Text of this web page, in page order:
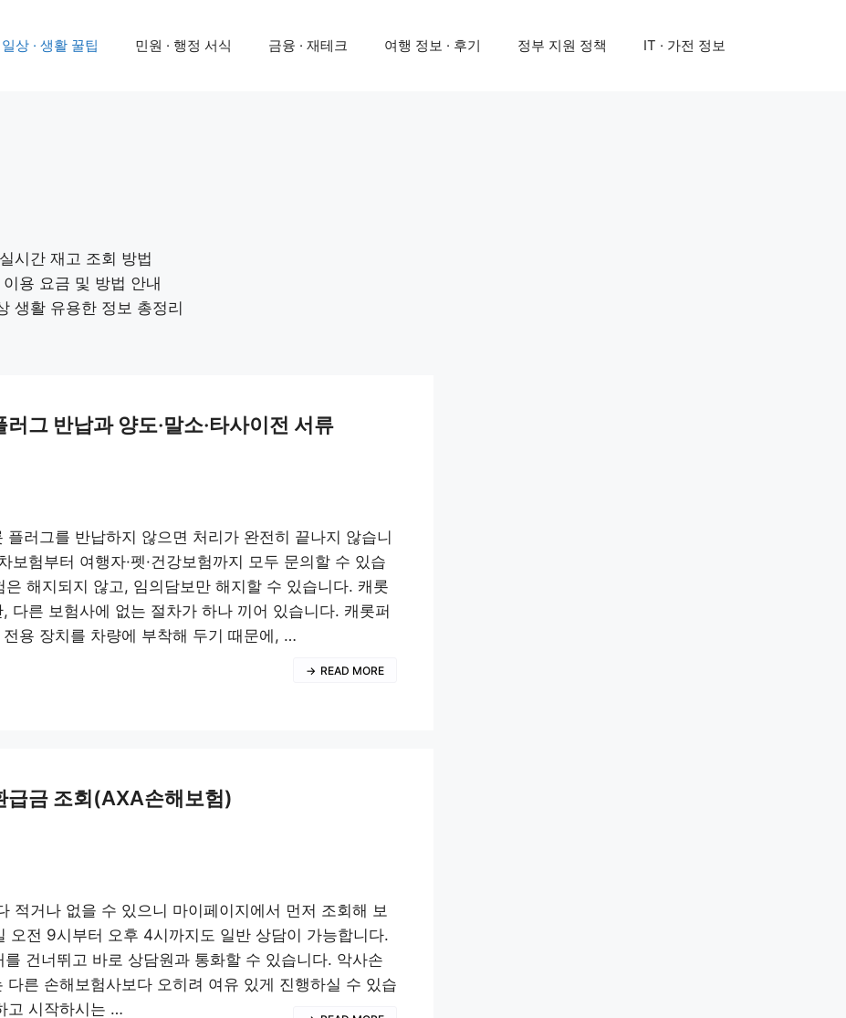
일상 · 생활 꿀팁 민원 · 행정 서식 금융 · 재테크 여행 정보 · 후기 정부 지원 정책 IT · 가전 정보
시간 재고 조회 방법
용 요금 및 방법 안내
생활 유용한 정보 총정리
그 반납과 양도·말소·타사이전 서류
러그를 반납하지 않으면 처리가 완전히 끝나지 않습니
험부터 여행자·펫·건강보험까지 모두 문의할 수 있습
해지되지 않고, 임의담보만 해지할 수 있습니다. 캐롯
다른 보험사에 없는 절차가 하나 끼어 있습니다. 캐롯퍼
용 장치를 차량에 부착해 두기 때문에, …
READ MORE
급금 조회(AXA손해보험)
거나 없을 수 있으니 마이페이지에서 먼저 조회해 보
전 9시부터 오후 4시까지도 일반 상담이 가능합니다.
건너뛰고 바로 상담원과 통화할 수 있습니다. 악사손
른 손해보험사보다 오히려 여유 있게 진행하실 수 있습
고 시작하시는 …